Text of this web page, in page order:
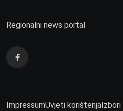
Regionalni news portal
ImpressumUvjeti korištenja